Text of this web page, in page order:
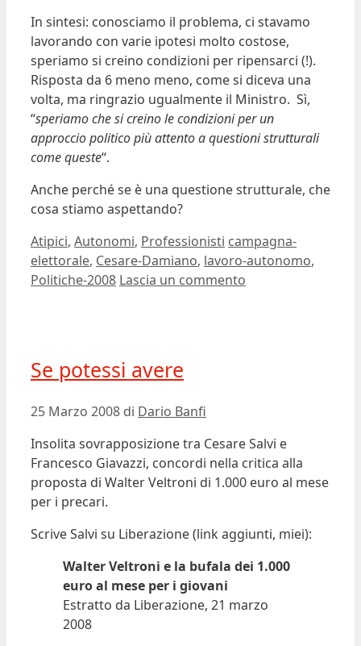
In sintesi: conosciamo il problema, ci stavamo
lavorando con varie ipotesi molto costose,
speriamo si creino condizioni per ripensarci (!).
Risposta da 6 meno meno, come si diceva una
volta, ma ringrazio ugualmente il Ministro. Sì,
“speriamo che si creino le condizioni per un
approccio politico più attento a questioni strutturali
come queste“.
Anche perché se è una questione strutturale, che
cosa stiamo aspettando?
Categorie
Atipici, Autonomi, Professionisti Tag
campagna-
elettorale, Cesare-Damiano, lavoro-autonomo,
Politiche-2008 Lascia un commento
Se potessi avere
25 Marzo 2008 di Dario Banfi
Insolita sovrapposizione tra Cesare Salvi e
Francesco Giavazzi, concordi nella critica alla
proposta di Walter Veltroni di 1.000 euro al mese
per i precari.
Scrive Salvi su Liberazione (link aggiunti, miei):
Walter Veltroni e la bufala dei 1.000
euro al mese per i giovani
Estratto da Liberazione, 21 marzo
2008